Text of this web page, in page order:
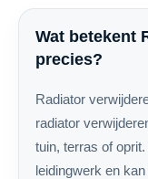
Wat betekent
precies?
Radiator
radiator
tuin, terras of
leidingwerk en